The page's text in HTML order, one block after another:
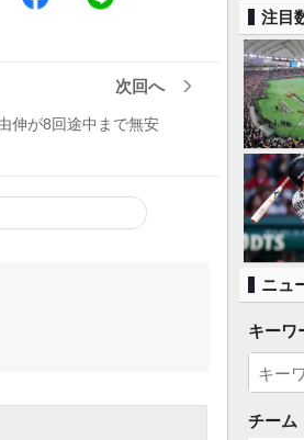
次回へ
伸が8回途中まで無安
注目
ニュ
キーワ
チーム